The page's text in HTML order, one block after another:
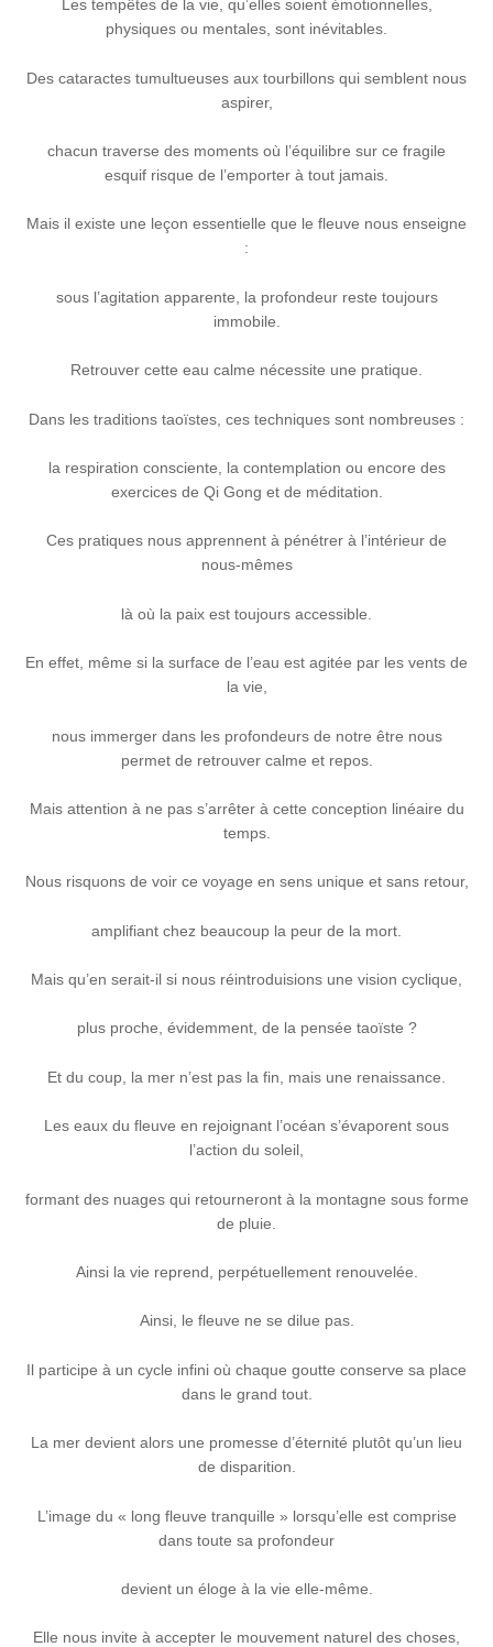
Les tempêtes de la vie, qu’elles soient émotionnelles,
physiques ou mentales, sont inévitables.
Des cataractes tumultueuses aux tourbillons qui semblent nous
aspirer,
chacun traverse des moments où l’équilibre sur ce fragile
esquif risque de l’emporter à tout jamais.
Mais il existe une leçon essentielle que le fleuve nous enseigne
:
sous l’agitation apparente, la profondeur reste toujours
immobile.
Retrouver cette eau calme nécessite une pratique.
Dans les traditions taoïstes, ces techniques sont nombreuses :
la respiration consciente, la contemplation ou encore des
exercices de Qi Gong et de méditation.
Ces pratiques nous apprennent à pénétrer à l’intérieur de
nous-mêmes
là où la paix est toujours accessible.
En effet, même si la surface de l’eau est agitée par les vents de
la vie,
nous immerger dans les profondeurs de notre être nous
permet de retrouver calme et repos.
Mais attention à ne pas s’arrêter à cette conception linéaire du
temps.
Nous risquons de voir ce voyage en sens unique et sans retour,
amplifiant chez beaucoup la peur de la mort.
Mais qu’en serait-il si nous réintroduisions une vision cyclique,
plus proche, évidemment, de la pensée taoïste ?
Et du coup, la mer n’est pas la fin, mais une renaissance.
Les eaux du fleuve en rejoignant l’océan s’évaporent sous
l’action du soleil,
formant des nuages qui retourneront à la montagne sous forme
de pluie.
Ainsi la vie reprend, perpétuellement renouvelée.
Ainsi, le fleuve ne se dilue pas.
Il participe à un cycle infini où chaque goutte conserve sa place
dans le grand tout.
La mer devient alors une promesse d’éternité plutôt qu’un lieu
de disparition.
L’image du « long fleuve tranquille » lorsqu’elle est comprise
dans toute sa profondeur
devient un éloge à la vie elle-même.
Elle nous invite à accepter le mouvement naturel des choses,